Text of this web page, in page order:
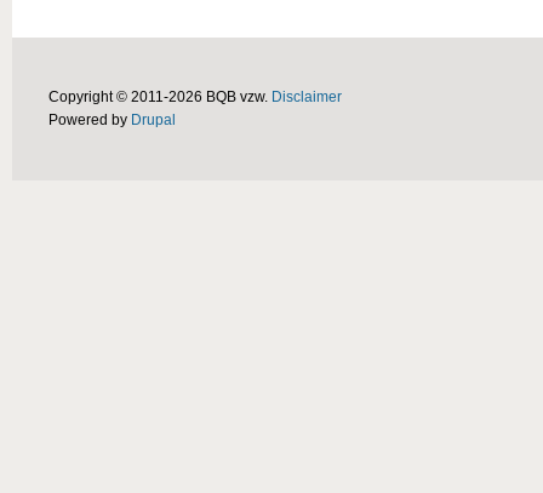
Copyright © 2011-2026 BQB vzw. Disclaimer
Powered by Drupal